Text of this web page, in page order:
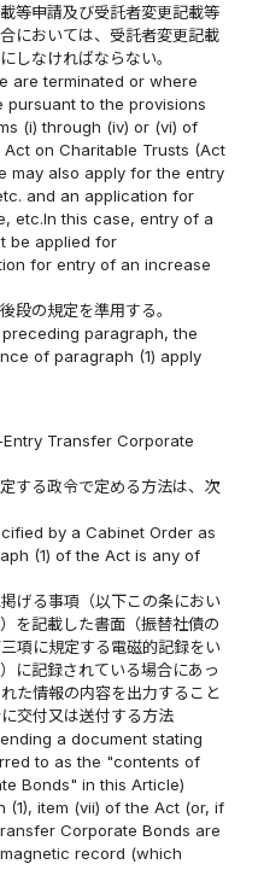
等申請及び受託者変更記載等
においては、受託者変更記載
しなければならない。
are terminated or where
to the provisions
(i) through (iv) or (vi) of
on Charitable Trusts (Act
may also apply for the entry
and an application for
etc.In this case, entry of a
be applied for
for entry of an increase
段の規定を準用する。
paragraph, the
of paragraph (1) apply
Transfer Corporate
する政令で定める方法は、次
by a Cabinet Order as
(1) of the Act is any of
げる事項（以下この条におい
を記載した書面（振替社債の
項に規定する電磁的記録をい
に記録されている場合にあっ
た情報の内容を出力すること
交付又は送付する方法
a document stating
to as the "contents of
Bonds" in this Article)
item (vii) of the Act (or, if
Corporate Bonds are
record (which